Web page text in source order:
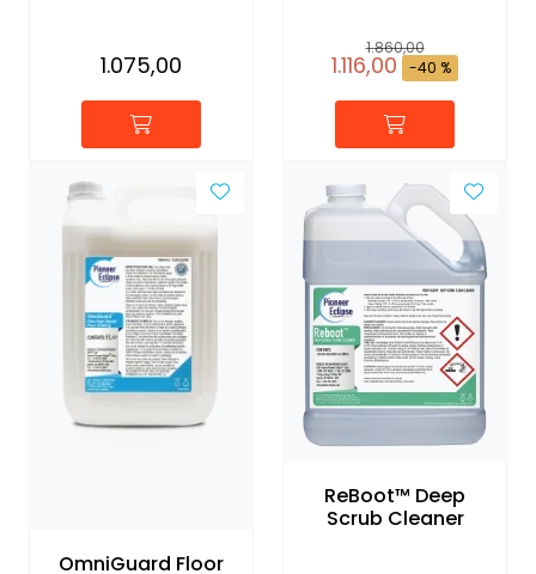
1.075,00
1.860,00
1.116,00 -40 %
OmniGuard Floor
ReBoot™ Deep
Scrub Cleaner